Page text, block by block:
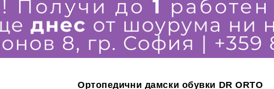
Ортопедични дамски обувки DR ORTO